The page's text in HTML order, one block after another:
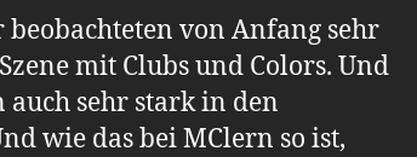
von Anfang sehr
mit Clubs und Colors. Und
sehr stark in den
wie das bei MClern so ist,